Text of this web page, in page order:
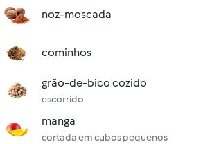
noz-moscada
cominhos
grão-de-bico cozido
escorrido
manga
cortada em cubos pequenos